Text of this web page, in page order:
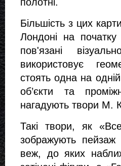
Більшість з цих
Лондоні на
пов'язані
використовує
стоять одна на
об’єкти та
нагадують твори М.
Такі твори, як
зображують пейзаж
веж, до яких